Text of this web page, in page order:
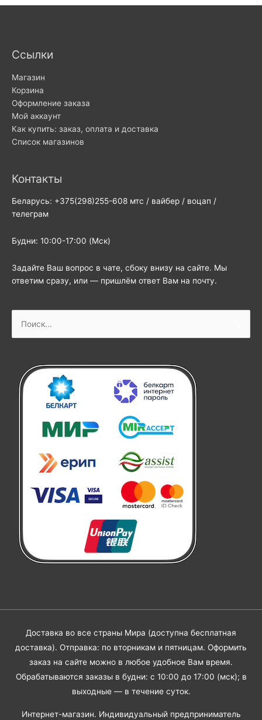
Ссылки
Магазин
Корзина
Оформление заказа
Мой аккаунт
Как купить: заказ, оплата и доставка
Список магазинов
Контакты
Беларусь: +375(298)255-608 мтс / вайбер / воцап /
телеграм
Будни: 10:00-17:00 (Мск)
Задайте Ваш вопрос в чате, сбоку внизу на сайте. Мы
ответим сразу, или — пришлём ответ Вам на почту.
Доставка во все страны Мира (доступна бесплатная
доставка). Отправка: по вторникам и пятницам. Оформить
заказ на сайте можно в любое удобное Вам время.
Обрабатываются заказы в будни: с 10:00 до 17:00 (мск); в
выходные — в течение суток.
Интернет-магазин. Индивидуальный предприниматель